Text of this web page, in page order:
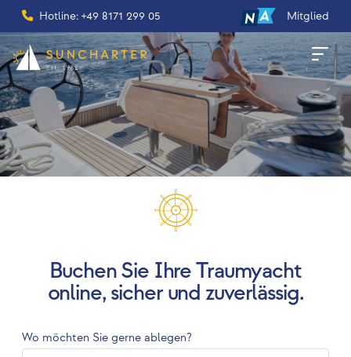
Hotline: +49 8171 299 05 Mitglied
Buchen Sie Ihre Traumyacht
online, sicher und zuverlässig.
Wo möchten Sie gerne ablegen?